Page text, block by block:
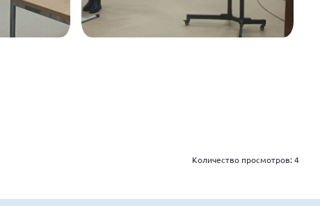
Количество просмотров:4